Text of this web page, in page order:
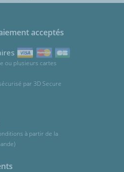
acceptés
ou plusieurs cartes
par 3D Secure
à partir de la